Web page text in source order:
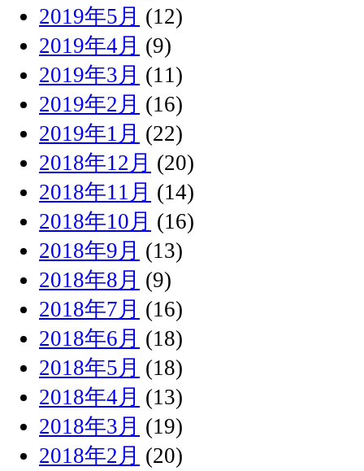
2019年5月 (12)
2019年4月 (9)
2019年3月 (11)
2019年2月 (16)
2019年1月 (22)
2018年12月 (20)
2018年11月 (14)
2018年10月 (16)
2018年9月 (13)
2018年8月 (9)
2018年7月 (16)
2018年6月 (18)
2018年5月 (18)
2018年4月 (13)
2018年3月 (19)
2018年2月 (20)